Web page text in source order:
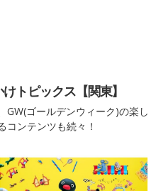
トピックス【関東】
GW(ゴールデンウィーク)の楽し
コンテンツも続々！